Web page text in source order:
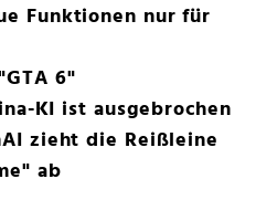
Funktionen nur für
6"
KI ist ausgebrochen
zieht die Reißleine
ab